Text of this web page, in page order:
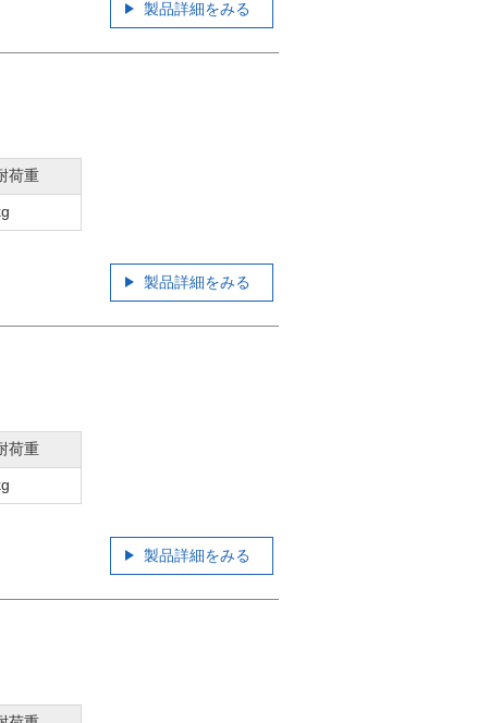
製品詳細をみる
荷重
製品詳細をみる
荷重
製品詳細をみる